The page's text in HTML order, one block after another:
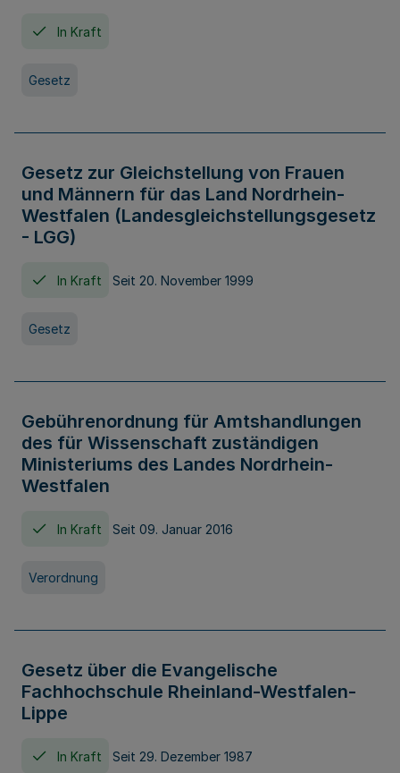
In Kraft
Gesetz
Gesetz zur Gleichstellung von Frauen
und Männern für das Land Nordrhein-
Westfalen (Landesgleichstellungsgesetz
- LGG)
In Kraft Seit 20. November 1999
Gesetz
Gebührenordnung für Amtshandlungen
des für Wissenschaft zuständigen
Ministeriums des Landes Nordrhein-
Westfalen
In Kraft Seit 09. Januar 2016
Verordnung
Gesetz über die Evangelische
Fachhochschule Rheinland-Westfalen-
Lippe
In Kraft Seit 29. Dezember 1987